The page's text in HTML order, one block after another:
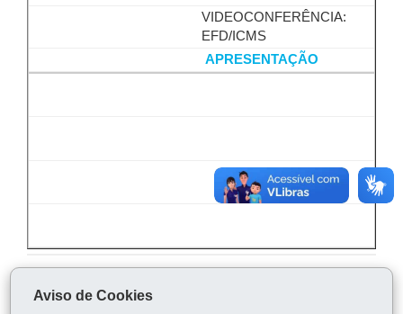
VIDEOCONFERÊNCIA:
EFD/ICMS
APRESENTAÇÃO
Aviso de Cookies